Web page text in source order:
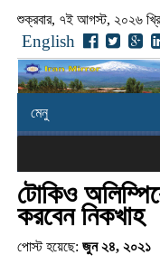
শুক্রবার, ৭ই আগস্ট, ২০২৬
English
মেনু
টোকিও
করবেন নিকখাহ
পোস্ট হয়েছে: জুন ২৪, ২০২১